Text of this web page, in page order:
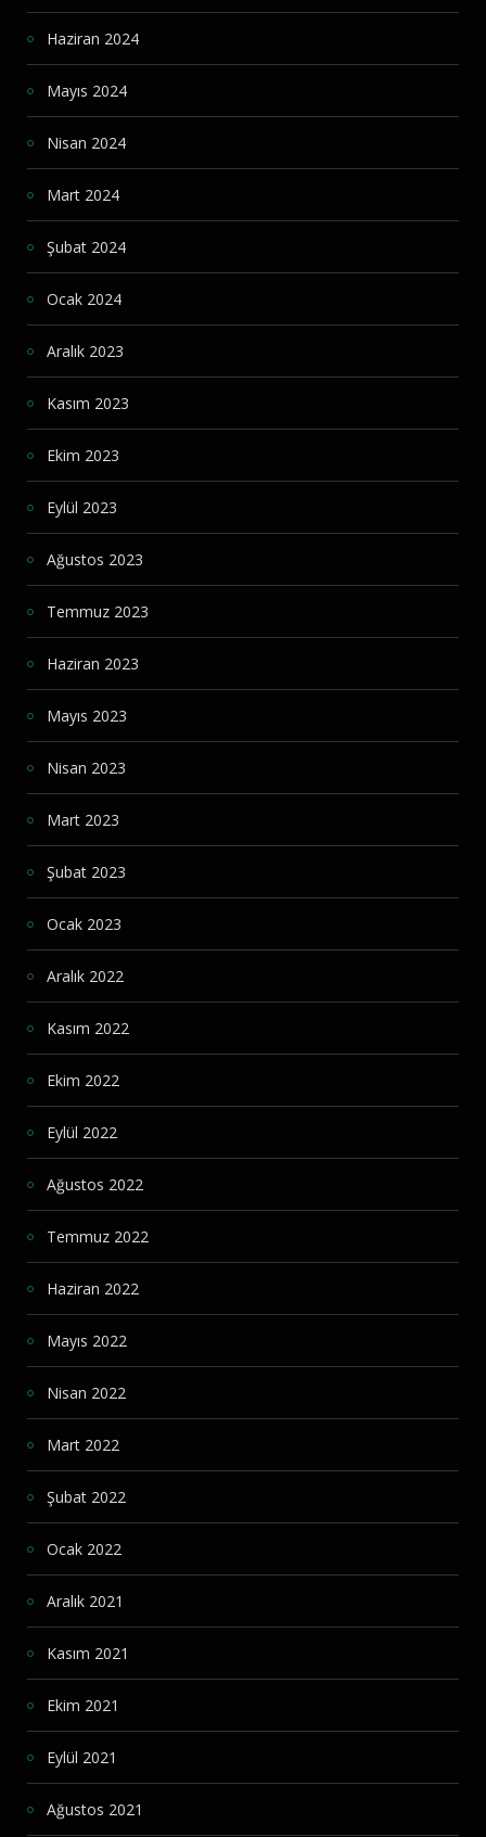
Haziran 2024
Mayıs 2024
Nisan 2024
Mart 2024
Şubat 2024
Ocak 2024
Aralık 2023
Kasım 2023
Ekim 2023
Eylül 2023
Ağustos 2023
Temmuz 2023
Haziran 2023
Mayıs 2023
Nisan 2023
Mart 2023
Şubat 2023
Ocak 2023
Aralık 2022
Kasım 2022
Ekim 2022
Eylül 2022
Ağustos 2022
Temmuz 2022
Haziran 2022
Mayıs 2022
Nisan 2022
Mart 2022
Şubat 2022
Ocak 2022
Aralık 2021
Kasım 2021
Ekim 2021
Eylül 2021
Ağustos 2021